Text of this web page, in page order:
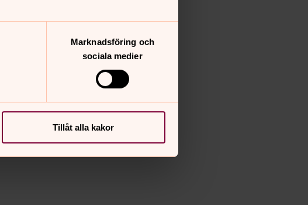
Marknadsföring och
sociala medier
Tillåt alla kakor